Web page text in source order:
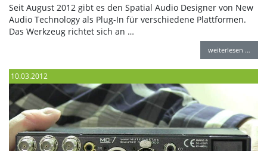
Seit August 2012 gibt es den Spatial Audio Designer von New
Audio Technology als Plug-In für verschiedene Plattformen.
Das Werkzeug richtet sich an …
weiterlesen …
10.03.2012